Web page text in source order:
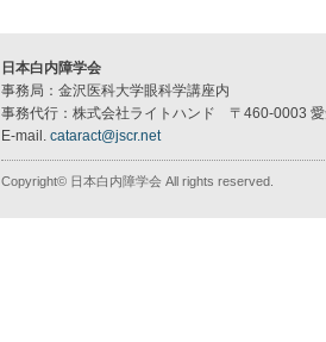
日本白内障学会
事務局：金沢医科大学眼科学講座内
事務代行：株式会社ライトハンド 〒460-0003
E-mail. cataract@jscr.net
Copyright© 日本白内障学会 All rights reserved.